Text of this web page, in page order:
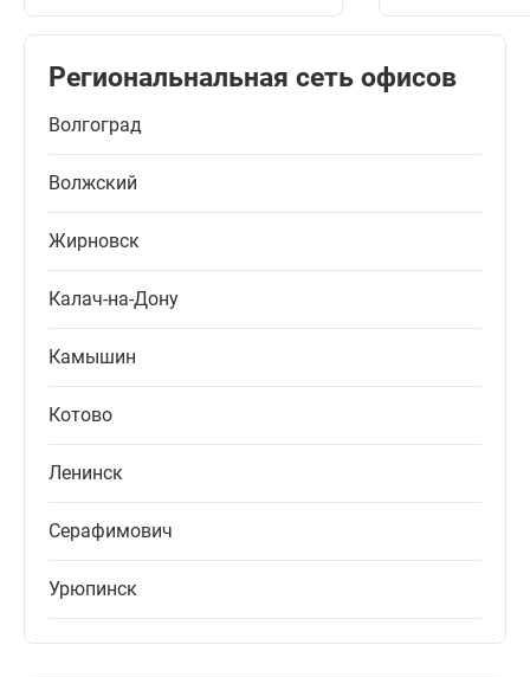
Региональнальная сеть офисов
Волгоград
Волжский
Жирновск
Калач-на-Дону
Камышин
Котово
Ленинск
Серафимович
Урюпинск